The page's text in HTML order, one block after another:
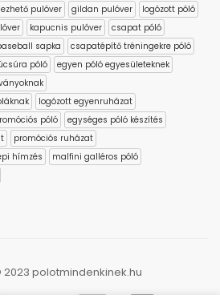
pulóver gildan pulóver
logózott póló
kapucnis pulóver
csapat póló
sapka
csapatépítő tréningekre póló
póló
egyen póló egyesületeknek
logózott egyenruházat
póló
egységes póló készítés
promóciós ruházat
hímzés
malfini galléros póló
polotmindenkinek.hu